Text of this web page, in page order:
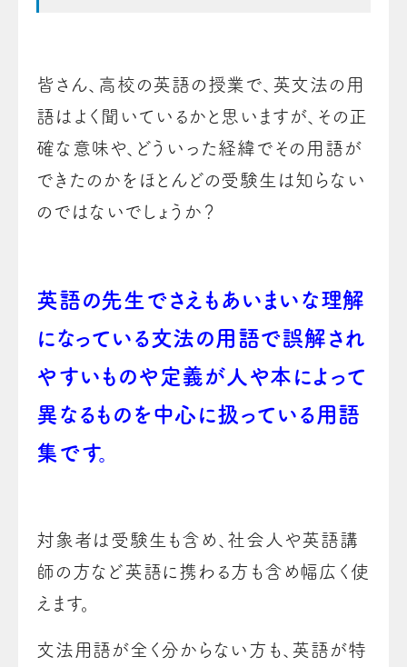
皆さん、高校の英語の授業で、英文法の用
語はよく聞いているかと思いますが、その正
確な意味や、どういった経緯でその用語が
できたのかをほとんどの受験生は知らない
のではないでしょうか？
英語の先生でさえもあいまいな理解
になっている文法の用語で誤解され
やすいものや定義が人や本によって
異なるものを中心に扱っている用語
集です。
対象者は受験生も含め、社会人や英語講
師の方など英語に携わる方も含め幅広く使
えます。
文法用語が全く分からない方も、英語が特